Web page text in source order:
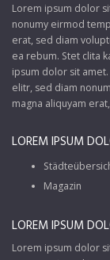
Lorem ipsum dolor
nonumy eirmod
erat, sed diam
ea rebum. Stet clita
ipsum dolor sit
elitr, sed diam
magna aliquyam
LOREM IPSUM
Magazin
LOREM IPSUM
Lorem ipsum dolor